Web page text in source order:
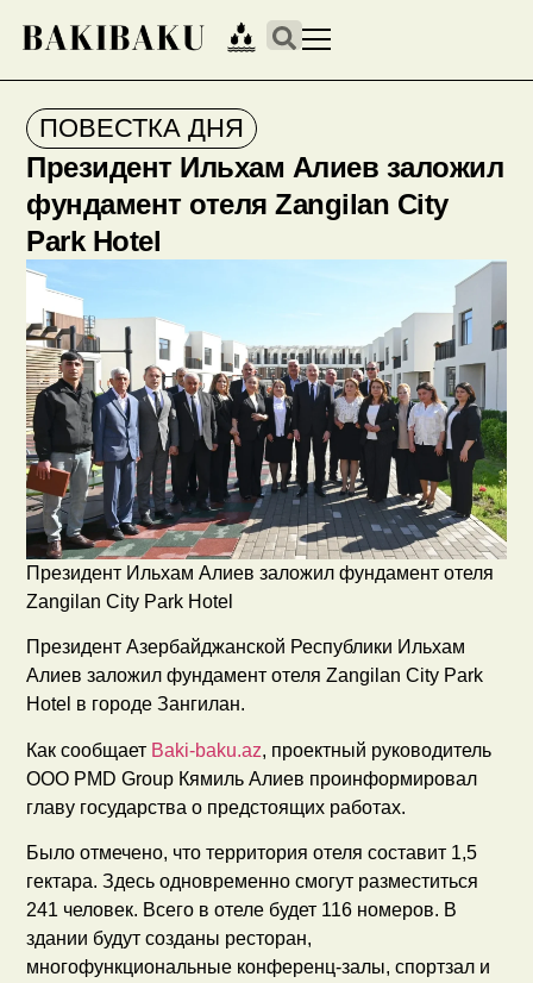
ПОВЕСТКА ДНЯ
Президент Ильхам Алиев заложил
фундамент отеля Zangilan City
Park Hotel
Президент Ильхам Алиев заложил фундамент отеля
Zangilan City Park Hotel
Президент Азербайджанской Республики Ильхам
Алиев заложил фундамент отеля Zangilan City Park
Hotel в городе Зангилан.
Как сообщает Baki-baku.az, проектный руководитель
ООО PMD Group Кямиль Алиев проинформировал
главу государства о предстоящих работах.
Было отмечено, что территория отеля составит 1,5
гектара. Здесь одновременно смогут разместиться
241 человек. Всего в отеле будет 116 номеров. В
здании будут созданы ресторан,
многофункциональные конференц-залы, спортзал и